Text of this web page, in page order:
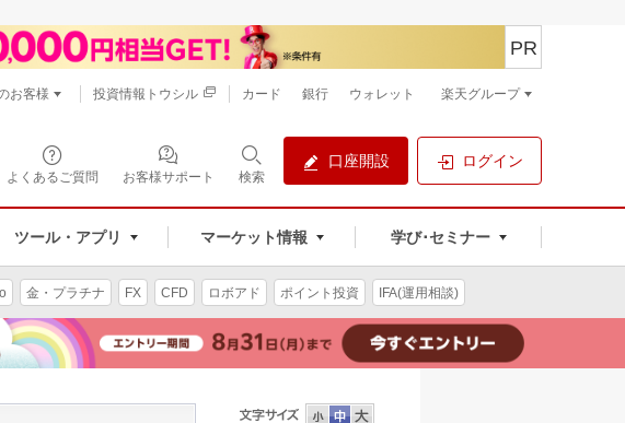
よくあるご質問 お客様サポート 検索
口座開設 ログイン
ツール・アプリ マーケット情報 学び･セミナー
PR
お客様 投資情報トウシル カード 銀行 ウォレット 楽天グループ
金・プラチナ FX CFD ロボアド ポイント投資 IFA(運用相談)